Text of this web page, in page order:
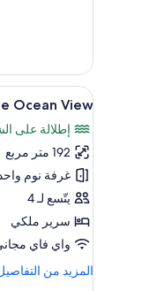
Two
Bedroom
Family
Ocean
View
استعراض
جميع
صور
One
Bedroom
Governor
Suite
Ocean
View
5
Ocean View
إطلالة على
192 متر مربع
غرفة نوم
يتّسع لـ 4
سرير ملكي
واي فاي
المزيد من
المزيد